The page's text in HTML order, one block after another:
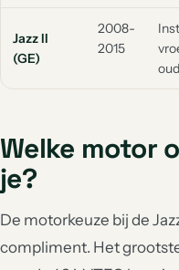
Jazz II
(GE)
2008-
2015
Welke motor
je?
De motorkeuze bij de
compliment. Het